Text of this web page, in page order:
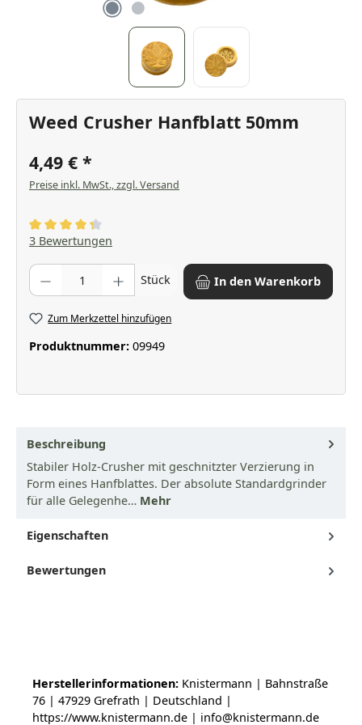
Weed Crusher Hanfblatt 50mm
4,49 €
Preise inkl. MwSt., zzgl. Versand
Durchschnittliche Bewertung von 4.33 von 5 Sternen
3 Bewertungen
Produkt Anzahl: Gib den gewünschten Wert ein oder benutze die
Stück In den Warenkorb
Zum Merkzettel hinzufügen
Produktnummer: 09949
Beschreibung
Stabiler Holz-Crusher mit geschnitzter Verzierung in
Form eines Hanfblattes. Der absolute Standardgrinder
für alle Gelegenhe… Mehr
Eigenschaften
Bewertungen
Herstellerinformationen: Knistermann | Bahnstraße
76 | 47929 Grefrath | Deutschland |
https://www.knistermann.de | info@knistermann.de